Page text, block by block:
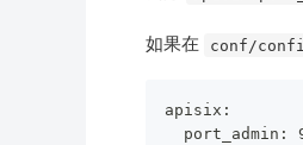
如果在 conf/
apisix: